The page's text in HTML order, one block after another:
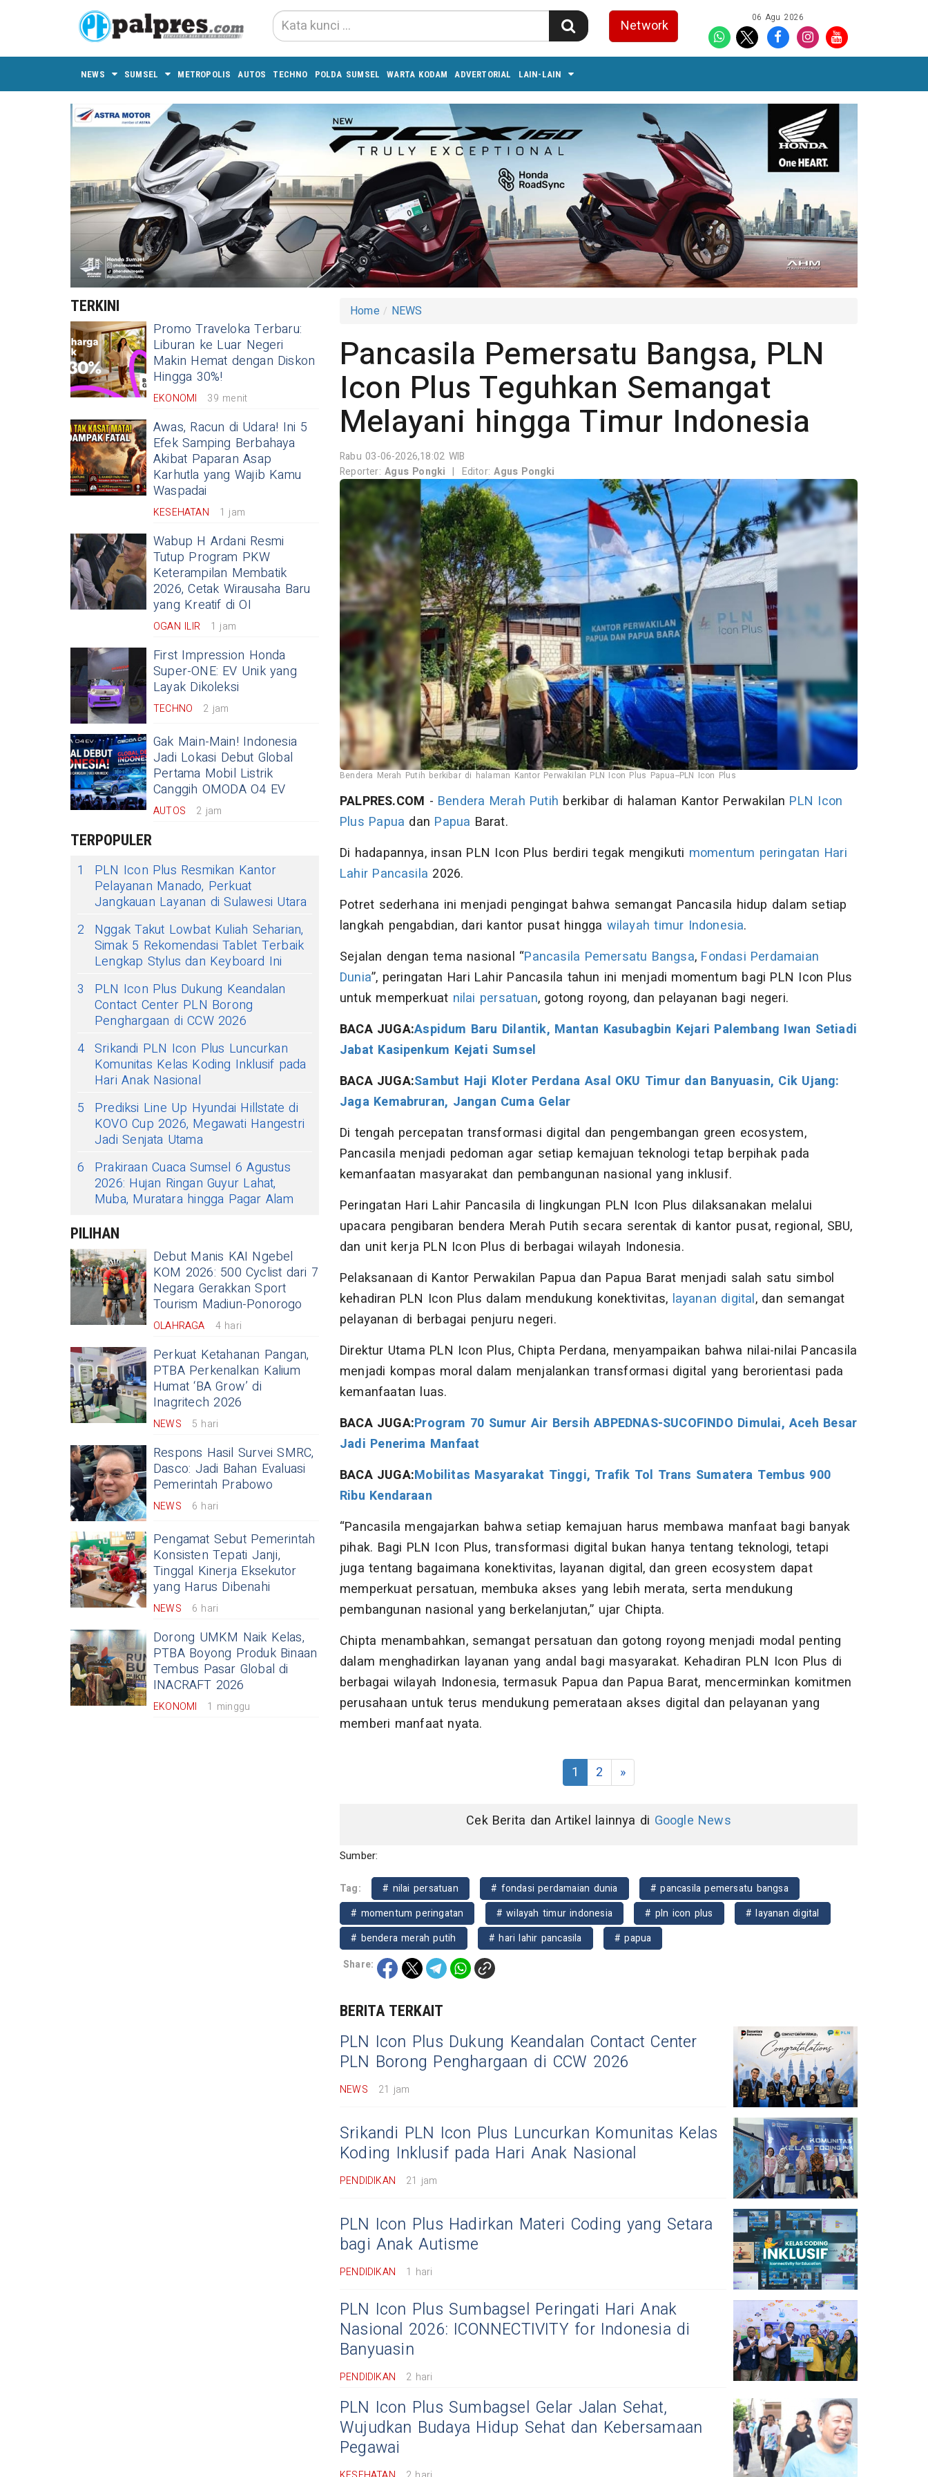
Network 06 Agu 2026
NEWS SUMSEL METROPOLIS AUTOS TECHNO POLDA SUMSEL WARTA KODAM ADVERTORIAL LAIN-LAIN
TERKINI
Promo Traveloka Terbaru:
Liburan ke Luar Negeri
Makin Hemat dengan Diskon
Hingga 30%!
EKONOMI 39 menit
Awas, Racun di Udara! Ini 5
Efek Samping Berbahaya
Akibat Paparan Asap
Karhutla yang Wajib Kamu
Waspadai
KESEHATAN 1 jam
Wabup H Ardani Resmi
Tutup Program PKW
Keterampilan Membatik
2026, Cetak Wirausaha Baru
yang Kreatif di OI
OGAN ILIR 1 jam
First Impression Honda
Super-ONE: EV Unik yang
Layak Dikoleksi
TECHNO 2 jam
Gak Main-Main! Indonesia
Jadi Lokasi Debut Global
Pertama Mobil Listrik
Canggih OMODA O4 EV
AUTOS 2 jam
TERPOPULER
1
PLN Icon Plus Resmikan Kantor
Pelayanan Manado, Perkuat
Jangkauan Layanan di Sulawesi Utara
2
Nggak Takut Lowbat Kuliah Seharian,
Simak 5 Rekomendasi Tablet Terbaik
Lengkap Stylus dan Keyboard Ini
3
PLN Icon Plus Dukung Keandalan
Contact Center PLN Borong
Penghargaan di CCW 2026
4 Srikandi PLN Icon Plus Luncurkan
Komunitas Kelas Koding Inklusif pada
Hari Anak Nasional
5
Prediksi Line Up Hyundai Hillstate di
KOVO Cup 2026, Megawati Hangestri
Jadi Senjata Utama
6
Prakiraan Cuaca Sumsel 6 Agustus
2026: Hujan Ringan Guyur Lahat,
Muba, Muratara hingga Pagar Alam
PILIHAN
Debut Manis KAI Ngebel
KOM 2026: 500 Cyclist dari 7
Negara Gerakkan Sport
Tourism Madiun-Ponorogo
OLAHRAGA 4 hari
Perkuat Ketahanan Pangan,
PTBA Perkenalkan Kalium
Humat ‘BA Grow’ di
Inagritech 2026
NEWS 5 hari
Respons Hasil Survei SMRC,
Dasco: Jadi Bahan Evaluasi
Pemerintah Prabowo
NEWS 6 hari
Pengamat Sebut Pemerintah
Konsisten Tepati Janji,
Tinggal Kinerja Eksekutor
yang Harus Dibenahi
NEWS 6 hari
Dorong UMKM Naik Kelas,
PTBA Boyong Produk Binaan
Tembus Pasar Global di
INACRAFT 2026
EKONOMI 1 minggu
Home NEWS
Pancasila Pemersatu Bangsa, PLN
Icon Plus Teguhkan Semangat
Melayani hingga Timur Indonesia
Rabu 03-06-2026,18:02 WIB
Reporter:Agus Pongki | Editor:Agus Pongki
Bendera Merah Putih berkibar di halaman Kantor Perwakilan PLN Icon Plus Papua--PLN Icon Plus
PALPRES.COM - Bendera Merah Putih berkibar di halaman Kantor Perwakilan PLN Icon
Plus Papua dan Papua Barat.
Di hadapannya, insan PLN Icon Plus berdiri tegak mengikuti momentum peringatan Hari
Lahir Pancasila 2026.
Potret sederhana ini menjadi pengingat bahwa semangat Pancasila hidup dalam setiap
langkah pengabdian, dari kantor pusat hingga wilayah timur Indonesia.
Sejalan dengan tema nasional “Pancasila Pemersatu Bangsa, Fondasi Perdamaian
Dunia”, peringatan Hari Lahir Pancasila tahun ini menjadi momentum bagi PLN Icon Plus
untuk memperkuat nilai persatuan, gotong royong, dan pelayanan bagi negeri.
BACA JUGA:Aspidum Baru Dilantik, Mantan Kasubagbin Kejari Palembang Iwan Setiadi
Jabat Kasipenkum Kejati Sumsel
BACA JUGA:Sambut Haji Kloter Perdana Asal OKU Timur dan Banyuasin, Cik Ujang:
Jaga Kemabruran, Jangan Cuma Gelar
Di tengah percepatan transformasi digital dan pengembangan green ecosystem,
Pancasila menjadi pedoman agar setiap kemajuan teknologi tetap berpihak pada
kemanfaatan masyarakat dan pembangunan nasional yang inklusif.
Peringatan Hari Lahir Pancasila di lingkungan PLN Icon Plus dilaksanakan melalui
upacara pengibaran bendera Merah Putih secara serentak di kantor pusat, regional, SBU,
dan unit kerja PLN Icon Plus di berbagai wilayah Indonesia.
Pelaksanaan di Kantor Perwakilan Papua dan Papua Barat menjadi salah satu simbol
kehadiran PLN Icon Plus dalam mendukung konektivitas, layanan digital, dan semangat
pelayanan di berbagai penjuru negeri.
Direktur Utama PLN Icon Plus, Chipta Perdana, menyampaikan bahwa nilai-nilai Pancasila
menjadi kompas moral dalam menjalankan transformasi digital yang berorientasi pada
kemanfaatan luas.
BACA JUGA:Program 70 Sumur Air Bersih ABPEDNAS-SUCOFINDO Dimulai, Aceh Besar
Jadi Penerima Manfaat
BACA JUGA:Mobilitas Masyarakat Tinggi, Trafik Tol Trans Sumatera Tembus 900
Ribu Kendaraan
“Pancasila mengajarkan bahwa setiap kemajuan harus membawa manfaat bagi banyak
pihak. Bagi PLN Icon Plus, transformasi digital bukan hanya tentang teknologi, tetapi
juga tentang bagaimana konektivitas, layanan digital, dan green ecosystem dapat
memperkuat persatuan, membuka akses yang lebih merata, serta mendukung
pembangunan nasional yang berkelanjutan,” ujar Chipta.
Chipta menambahkan, semangat persatuan dan gotong royong menjadi modal penting
dalam menghadirkan layanan yang andal bagi masyarakat. Kehadiran PLN Icon Plus di
berbagai wilayah Indonesia, termasuk Papua dan Papua Barat, mencerminkan komitmen
perusahaan untuk terus mendukung pemerataan akses digital dan pelayanan yang
memberi manfaat nyata.
1 2 »
Cek Berita dan Artikel lainnya di Google News
Sumber:
Tag: # nilai persatuan # fondasi perdamaian dunia
# pancasila pemersatu bangsa
# momentum peringatan
# wilayah timur indonesia # pln icon plus
# layanan digital
# bendera merah putih
# hari lahir pancasila
# papua
Share:
BERITA TERKAIT
PLN Icon Plus Dukung Keandalan Contact Center
PLN Borong Penghargaan di CCW 2026
NEWS 21 jam
Srikandi PLN Icon Plus Luncurkan Komunitas Kelas
Koding Inklusif pada Hari Anak Nasional
PENDIDIKAN 21 jam
PLN Icon Plus Hadirkan Materi Coding yang Setara
bagi Anak Autisme
PENDIDIKAN 1 hari
PLN Icon Plus Sumbagsel Peringati Hari Anak
Nasional 2026: ICONNECTIVITY for Indonesia di
Banyuasin
PENDIDIKAN 2 hari
PLN Icon Plus Sumbagsel Gelar Jalan Sehat,
Wujudkan Budaya Hidup Sehat dan Kebersamaan
Pegawai